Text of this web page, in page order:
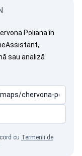
Poliana în
sau analiză
cu Termenii de